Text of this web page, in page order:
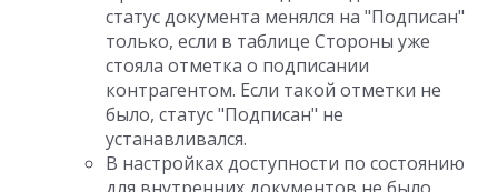
статус документа менялся на "Подписан"
только, если в таблице Стороны уже
стояла отметка о подписании
контрагентом. Если такой отметки не
было, статус "Подписан" не
устанавливался.
В настройках доступности по состоянию